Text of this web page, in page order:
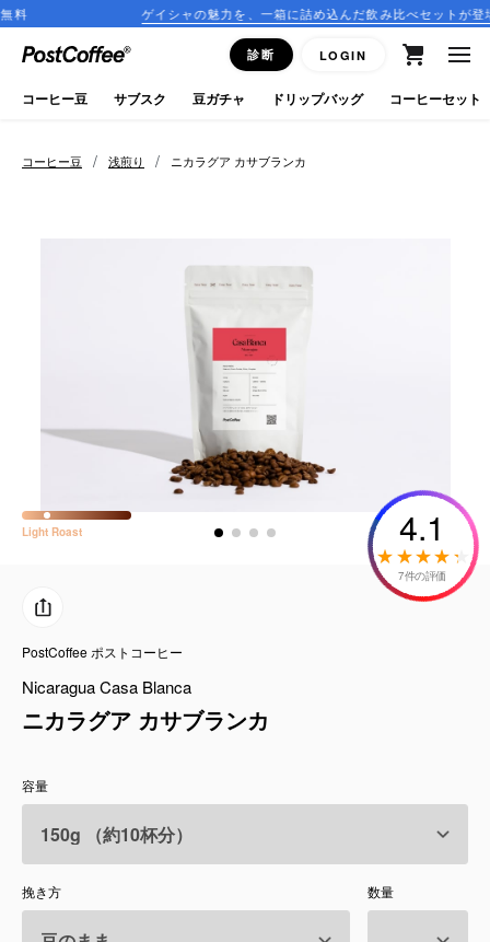
ゲイシャの魅力を、一箱に詰め込んだ飲み比べセットが登場！
診断 LOGIN
close
ログイン
新規会員登録
ドリップバッグ
アクセサリ
ギフトセット
リキッド
卸販売
コーヒー豆 / 浅煎り / ニカラグア カサブランカ
Light Roast 4.1
7件の評価
PostCoffee ポストコーヒー
Nicaragua Casa Blanca
ニカラグア カサブランカ
容量
挽き方 数量
コーヒー豆 サブスク 豆ガチャ ドリップバッグ コーヒーセット